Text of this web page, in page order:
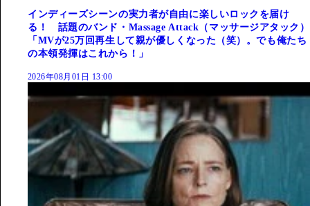
インディーズシーンの実力者が自由に楽しいロックを届け
る！ 話題のバンド・Massage Attack（マッサージアタック）
「MVが25万回再生して親が優しくなった（笑）。でも俺たち
の本領発揮はこれから！」
2026年08月01日 13:00